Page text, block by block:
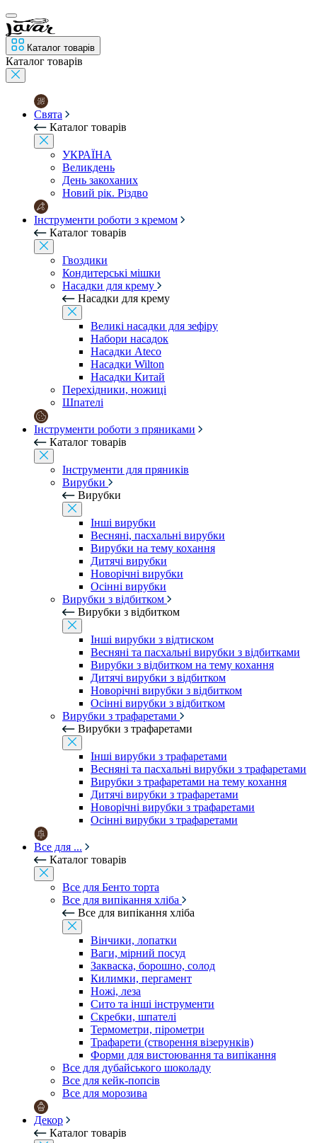
Каталог товарів
Каталог товарів
Свята
Каталог товарів
УКРАЇНА
Великдень
День закоханих
Новий рік. Різдво
Інструменти роботи з кремом
Каталог товарів
Гвоздики
Кондитерські мішки
Насадки для крему
Насадки для крему
Великі насадки для зефіру
Набори насадок
Насадки Ateco
Насадки Wilton
Насадки Китай
Перехідники, ножиці
Шпателі
Інструменти роботи з пряниками
Каталог товарів
Інструменти для пряників
Вирубки
Вирубки
Інші вирубки
Весняні, пасхальні вирубки
Вирубки на тему кохання
Дитячі вирубки
Новорічні вирубки
Осінні вирубки
Вирубки з відбитком
Вирубки з відбитком
Інші вирубки з відтиском
Весняні та пасхальні вирубки з відбитками
Вирубки з відбитком на тему кохання
Дитячі вирубки з відбитком
Новорічні вирубки з відбитком
Осінні вирубки з відбитком
Вирубки з трафаретами
Вирубки з трафаретами
Інші вирубки з трафаретами
Весняні та пасхальні вирубки з трафаретами
Вирубки з трафаретами на тему кохання
Дитячі вирубки з трафаретами
Новорічні вирубки з трафаретами
Осінні вирубки з трафаретами
Все для ...
Каталог товарів
Все для Бенто торта
Все для випікання хліба
Все для випікання хліба
Вінчики, лопатки
Ваги, мірний посуд
Закваска, борошно, солод
Килимки, пергамент
Ножі, леза
Сито та інші інструменти
Скребки, шпателі
Термометри, пірометри
Трафарети (створення візерунків)
Форми для вистоювання та випікання
Все для дубайського шоколаду
Все для кейк-попсів
Все для морозива
Декор
Каталог товарів